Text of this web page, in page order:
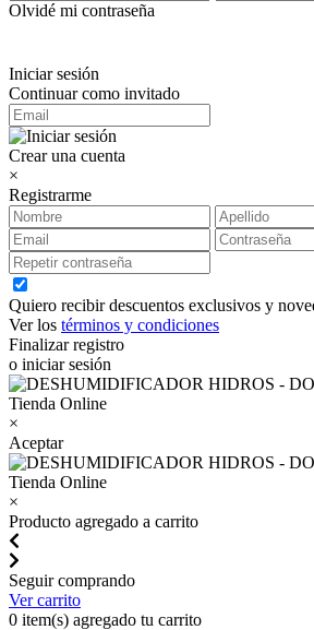
Olvidé mi contraseña
Iniciar sesión
Continuar como invitado
Crear una cuenta
×
Registrarme
Quiero recibir descuentos exclusivos y
Ver los términos y condiciones
Finalizar registro
o iniciar sesión
×
Aceptar
×
Producto agregado a carrito
Seguir comprando
Ver carrito
0 item(s) agregado tu carrito